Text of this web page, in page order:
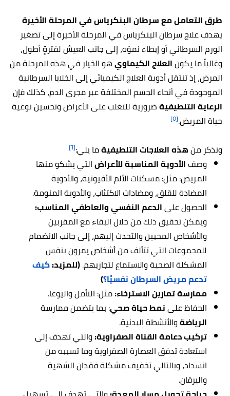
طرق التعامل مع سرطان البنكرياس في المرحلة الأخيرة
يهدف علاج سرطان البنكرياس في المرحلة الأخيرة إلى تصغير
الورم السرطاني أو إبطاء نموّه، إلى جانب العيش لفترةٍ أطول،
وغالباً ما يكونالعلاج الكيماويهو الخيار في هذه المرحلة من
المرض، إذ تنتقل أدوية العلاج الكيميائي إلى الخلايا السرطانية
الموجودة في أنحاء الجسم المختلفة عبر مجرى الدم، كذلك فإن
الرعاية التلطيفيةضرورية للتغلب على الأعراض وتحسين نوعية
حياة المريض.[٥]
ونذكر منهذه العلاجات التلطيفيةما يلي:[٦]
وصفالأدوية المناسبة للأعراضالتي يشكو منها
المريض: مثل: مسكنات الألم الأفيونية، والأدوية
المضادة للقلق، ومضادات الاكتئاب، والأدوية المنومة.
الحصول علىالدعم النفسي والعاطفي المناسب:
ويمكن تحقيق ذلك من خلال البقاء مع المقربين
والأشخاص المحبين والتحدث إليهم، إلى جانب الانضمام
للمجموعات التي تتألف من أشخاص يمرون بنفس
المشكلة الصحية والاستماع لتجاربهم.(للمزيد:كيف
تدعم مريض السرطان نفسيًا؟)
ممارسة تمارين الاسترخاء:مثل: التأمل واليوغا.
الحفاظ علىنمط حياة صحي: بما يتضمن ممارسة
الرياضةوالأنشطة البدنية.
تركيب دعامة القناة الصفراوية:والتي تهدف إلى
استعادة تدفق العصارة الصفراوية وما تسببه من
انسداد، وبالتالي تخفيف مشكلة فقدان الشهية
واليرقان.